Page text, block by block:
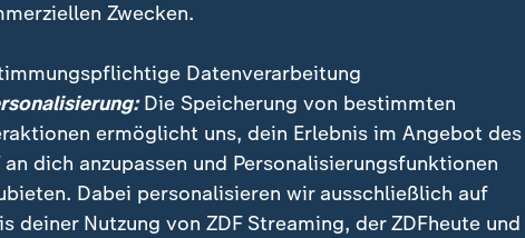
Zwecken.
Datenverarbeitung
Die Speicherung von bestimmten
ermöglicht uns, dein Erlebnis im Angebot des
an dich anzupassen und Personalisierungsfunktionen
Dabei personalisieren wir ausschließlich auf
deiner Nutzung von ZDF Streaming, der ZDFheute und